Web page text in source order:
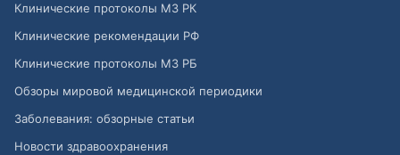
Клинические протоколы МЗ РК
Клинические рекомендации РФ
Клинические протоколы МЗ РБ
Обзоры мировой медицинской периодики
Заболевания: обзорные статьи
Новости здравоохранения